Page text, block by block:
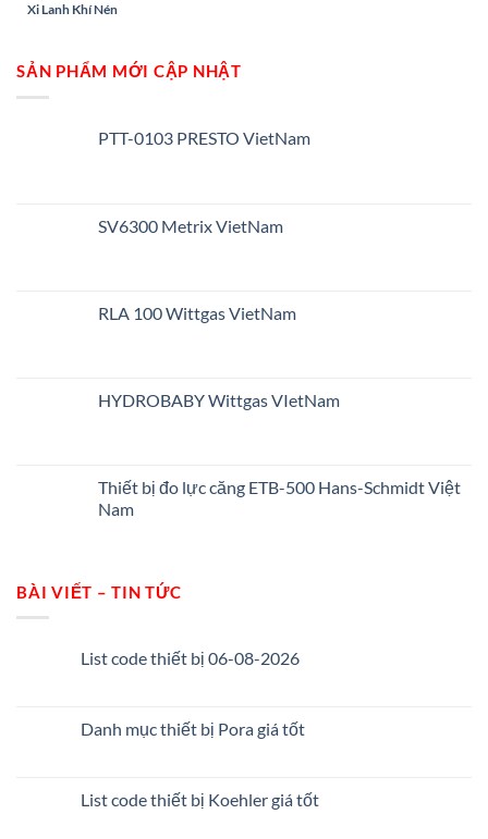
Xi Lanh Khí Nén
SẢN PHẨM MỚI CẬP NHẬT
PTT-0103 PRESTO VietNam
SV6300 Metrix VietNam
RLA 100 Wittgas VietNam
HYDROBABY Wittgas VIetNam
Thiết bị đo lực căng ETB-500 Hans-Schmidt Việt
Nam
BÀI VIẾT – TIN TỨC
List code thiết bị 06-08-2026
Danh mục thiết bị Pora giá tốt
List code thiết bị Koehler giá tốt